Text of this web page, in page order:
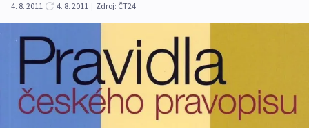
4. 8. 2011
4. 8. 2011 | Zdroj: ČT24